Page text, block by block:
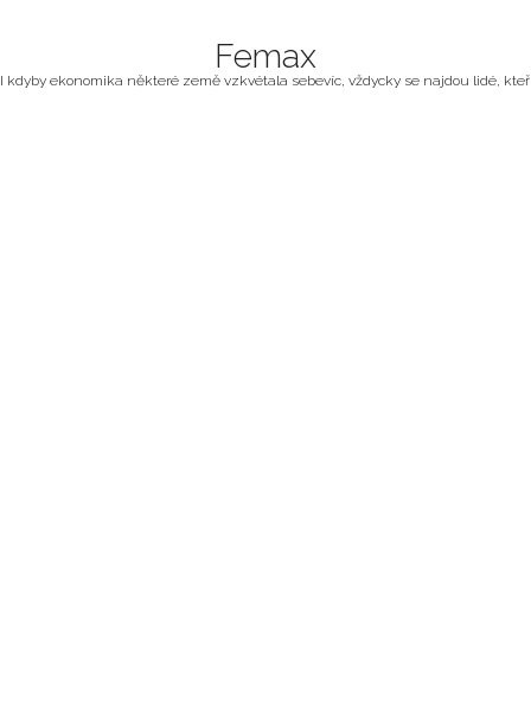
Femax
I kdyby ekonomika některé země vzkvétala sebevíc, vždycky se najdou lidé,